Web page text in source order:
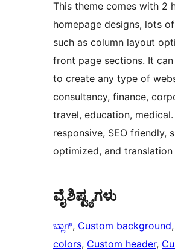
This theme comes with 2
homepage designs, lots
such as column layout
front page sections. It can
to create any type of
consultancy, finance,
travel, education,
responsive, SEO friendly,
optimized, and translation
ವೈಶಿಷ್ಟ್ಯಗಳು
ಬ್ಲಾಗ್, Custom background,
colors, Custom header,